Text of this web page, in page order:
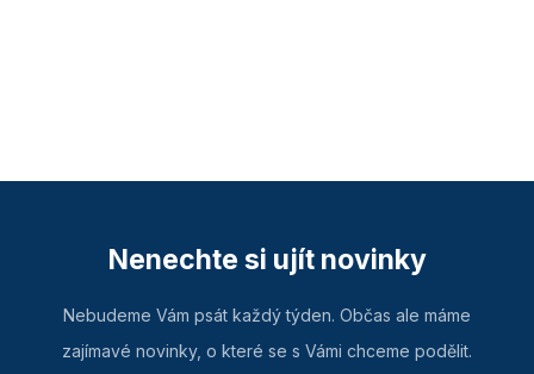
Nenechte si ujít novinky
Nebudeme Vám psát každý týden. Občas ale máme
zajímavé novinky, o které se s Vámi chceme podělit.